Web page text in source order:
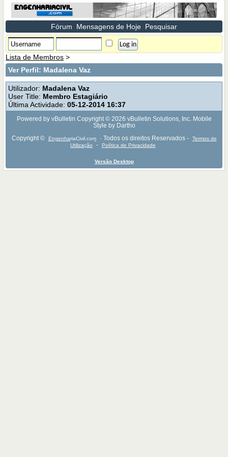
Fórum Mensagens de Hoje Pesquisar
Lista de Membros >
Ver Perfil: Madalena Vaz
Utilizador: Madalena Vaz
User Title: Membro Estagiário
Última Actividade: 05-12-2014 16:37
Powered by vBulletin Copyright © 2026 vBulletin Solutions, Inc. Mobile
Style by Dartho
Copyright ©
EngenhariaCivil.com · Todos os direitos Reservados -
Termos de
Utilização
- Política de Privacidade
Versão Desktop